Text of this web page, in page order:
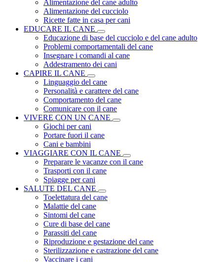
Alimentazione del cane adulto
Alimentazione del cucciolo
Ricette fatte in casa per cani
EDUCARE IL CANE
Educazione di base del cucciolo e del cane adulto
Problemi comportamentali del cane
Insegnare i comandi al cane
Addestramento dei cani
CAPIRE IL CANE
Linguaggio del cane
Personalità e carattere del cane
Comportamento del cane
Comunicare con il cane
VIVERE CON UN CANE
Giochi per cani
Portare fuori il cane
Cani e bambini
VIAGGIARE CON IL CANE
Preparare le vacanze con il cane
Trasporti con il cane
Spiagge per cani
SALUTE DEL CANE
Toelettatura del cane
Malattie del cane
Sintomi del cane
Cure di base del cane
Parassiti del cane
Riproduzione e gestazione del cane
Sterilizzazione e castrazione del cane
Vaccinare i cani